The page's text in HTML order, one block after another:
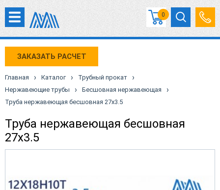
0
ЗАКАЗАТЬ РАСЧЕТ
Главная › Каталог › Трубный прокат ›
Нержавеющие трубы › Бесшовная нержавеющая ›
Труба нержавеющая бесшовная 27х3.5
Труба нержавеющая бесшовная
27х3.5